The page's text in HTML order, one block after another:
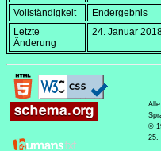
Vollständigkeit
Endergebnis
Letzte
Änderung
24. Januar
©
25.